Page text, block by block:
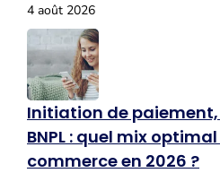
4 août 2026
Initiation de
BNPL : quel mix
commerce en 2026 ?